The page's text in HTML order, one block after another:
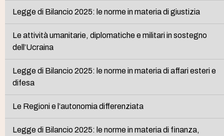
Legge di Bilancio 2025: le norme in materia di giustizia
Le attività umanitarie, diplomatiche e militari in sostegno
dell’Ucraina
Legge di Bilancio 2025: le norme in materia di affari esteri e
difesa
Le Regioni e l’autonomia differenziata
Legge di Bilancio 2025: le norme in materia di finanza,